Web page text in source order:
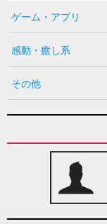
ゲーム・アプリ
感動・癒し系
その他